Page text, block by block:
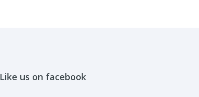
Like us on facebook